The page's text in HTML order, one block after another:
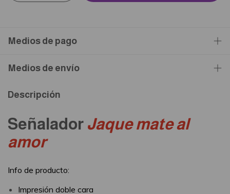
Medios de pago
Medios de envío
Descripción
Señalador Jaque mate al
amor
Info de producto:
Impresión doble cara